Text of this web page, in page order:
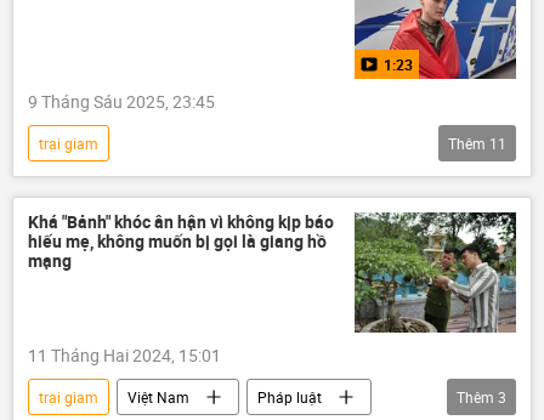
1:23
9 Tháng Sáu 2025, 23:45
trại giam
Chiến dịch quân sự đặc biệt tại Ukraina
Video từ Ukraina
Nga
Ukraina
Cuộc khủng hoảng ở Ukraina
Quân sự
Quân đội Nga
quân đội
Thêm 11
Khá "Bảnh" khóc ân hận vì không kịp báo
hiếu mẹ, không muốn bị gọi là giang hồ
mạng
11 Tháng Hai 2024, 15:01
trại giam Việt Nam
Pháp luật
Thêm 3